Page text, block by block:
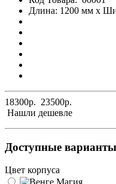
Длина: 1200 мм x
18300р. 23500р.
Нашли дешевле
Доступные варианты
Цвет корпуса